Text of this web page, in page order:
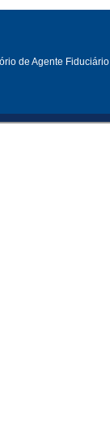
de Agente Fiduciário